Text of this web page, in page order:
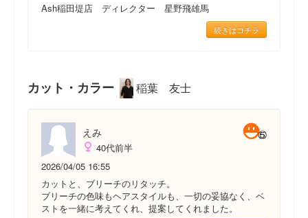
Ash稲田堤店 ディレクター 星野飛雄馬
続きはコチラ
カット・カラー 稲葉 友士
えみ
40代前半
2026/04/05 16:55
カットと、ブリーチのリタッチ。
ブリーチの色味もヘアスタイルも、一切の妥協なく、ベ
ストを一緒に考えてくれ、提案してくれました。